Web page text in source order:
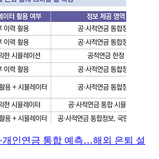
개인연금 통합 예측…해외 은퇴 설